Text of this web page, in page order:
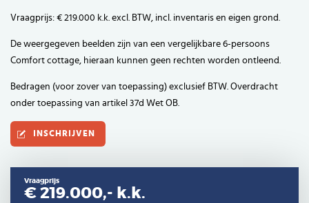
Vraagprijs: € 219.000 k.k. excl. BTW, incl. inventaris en eigen grond.
De weergegeven beelden zijn van een vergelijkbare 6-persoons
Comfort cottage, hieraan kunnen geen rechten worden ontleend.
Bedragen (voor zover van toepassing) exclusief BTW. Overdracht
onder toepassing van artikel 37d Wet OB.
INSCHRIJVEN
Vraagprijs
€ 219.000,- k.k.